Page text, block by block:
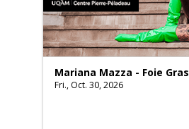
Mariana Mazza - Foie Gras
Fri., Oct. 30, 2026